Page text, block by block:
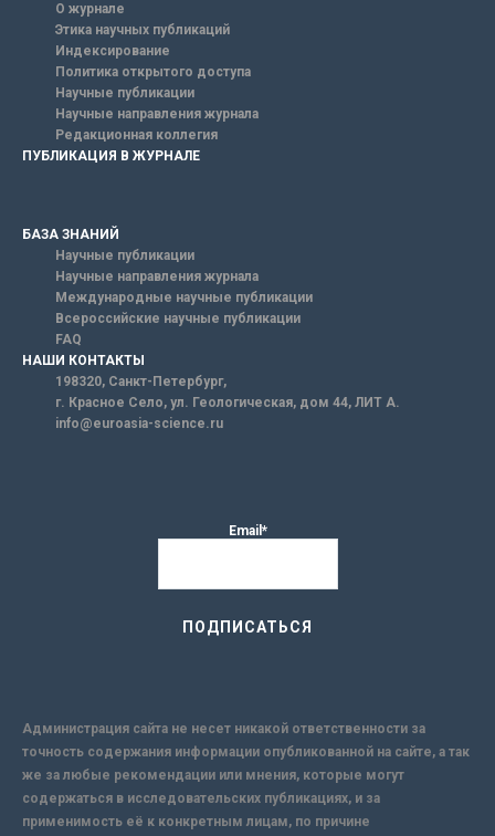
О журнале
Этика научных публикаций
Индексирование
Политика открытого доступа
Научные публикации
Научные направления журнала
Редакционная коллегия
ПУБЛИКАЦИЯ В ЖУРНАЛЕ
БАЗА ЗНАНИЙ
Научные публикации
Научные направления журнала
Международные научные публикации
Всероссийские научные публикации
FAQ
НАШИ КОНТАКТЫ
198320, Санкт-Петербург,
г. Красное Село, ул. Геологическая, дом 44, ЛИТ А.
info@euroasia-science.ru
Email*
Администрация сайта не несет никакой ответственности за
точность содержания информации опубликованной на сайте, а так
же за любые рекомендации или мнения, которые могут
содержаться в исследовательских публикациях, и за
применимость её к конкретным лицам, по причине